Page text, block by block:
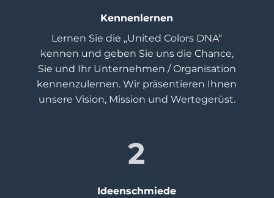
Kennenlernen
Lernen Sie die „United Colors DNA“
kennen und geben Sie uns die Chance,
Sie und Ihr Unternehmen / Organisation
kennenzulernen. Wir präsentieren Ihnen
unsere Vision, Mission und Wertegerüst.
2
Ideenschmiede